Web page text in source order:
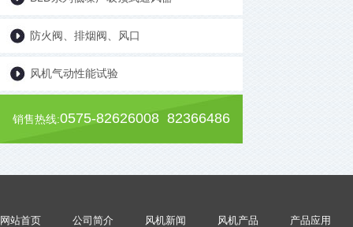
防火阀、排烟阀、风口
风机气动性能试验
销售热线:0575-82626008 82366486
网站首页 公司简介 风机新闻 风机产品 产品应用